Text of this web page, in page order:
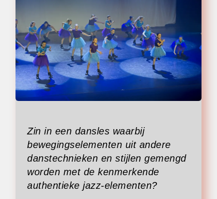
Zin in een dansles waarbij
bewegingselementen uit andere
danstechnieken en stijlen gemengd
worden met de kenmerkende
authentieke jazz-elementen?